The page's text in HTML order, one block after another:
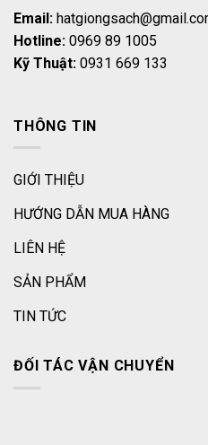
Email:
Hotline: 0969 89 1005
Kỹ Thuật: 0931 669 133
THÔNG TIN
GIỚI THIỆU
HƯỚNG DẪN MUA HÀNG
LIÊN HỆ
SẢN PHẨM
TIN TỨC
ĐỐI TÁC VẬN CHUYỂN